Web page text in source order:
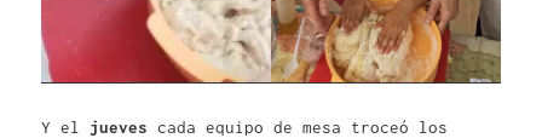
Y el jueves cada equipo de mesa troceó los